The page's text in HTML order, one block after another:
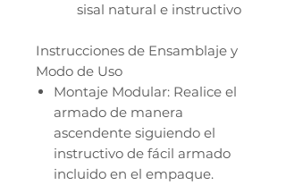
sisal natural e instructivo
Instrucciones de Ensamblaje y
Modo de Uso
Montaje Modular: Realice el
armado de manera
ascendente siguiendo el
instructivo de fácil armado
incluido en el empaque.